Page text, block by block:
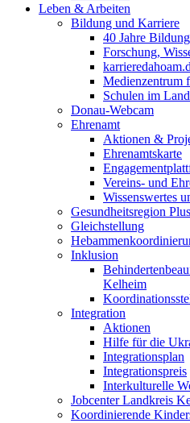
Leben & Arbeiten
Bildung und Karriere
40 Jahre
Forschung,
Medienzentrum
Schulen im
Donau-Webcam
Ehrenamt
Aktionen &
Ehrenamtskarte
Vereins- und
Wissenswertes
Gesundheitsregion Plus
Gleichstellung
Inklusion
Kelheim
Integration
Aktionen
Hilfe für die
Integrationsplan
Integrationspreis
Interkulturelle
Jobcenter Landkreis
Koordinierende